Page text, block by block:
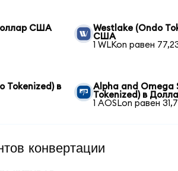
США
Westlake (Ondo
США
1 WLKon равен
Tokenized) в
Alpha and Omega
Tokenized) в
1 AOSLon равен
конвертации